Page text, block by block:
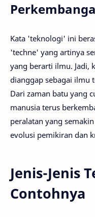
Kata 'teknologi' ini
'techne' yang artinya
yang berarti ilmu. Jadi,
dianggap sebagai ilmu
Dari zaman batu yang
manusia terus
peralatan yang
evolusi pemikiran dan
Jenis-Jenis
Contohnya